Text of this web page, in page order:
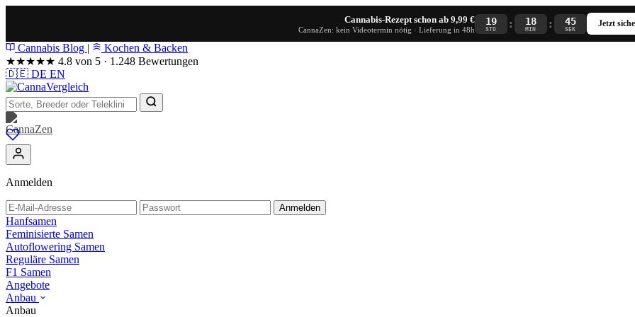
Cannabis-Rezept schon ab 9,99 €
CannaZen: kein Videotermin nötig · Lieferung in 48h
19
STD : 18
MIN : 45
SEK
Jetzt
Cannabis Blog |
Kochen & Backen
★★★★★ 4.8 von 5 · 1.248 Bewertungen
🇩🇪 DE EN
Anmelden
Anmelden
Hanfsamen
Feminisierte Samen
Autoflowering Samen
Reguläre Samen
F1 Samen
Angebote
Anbau
Anbau